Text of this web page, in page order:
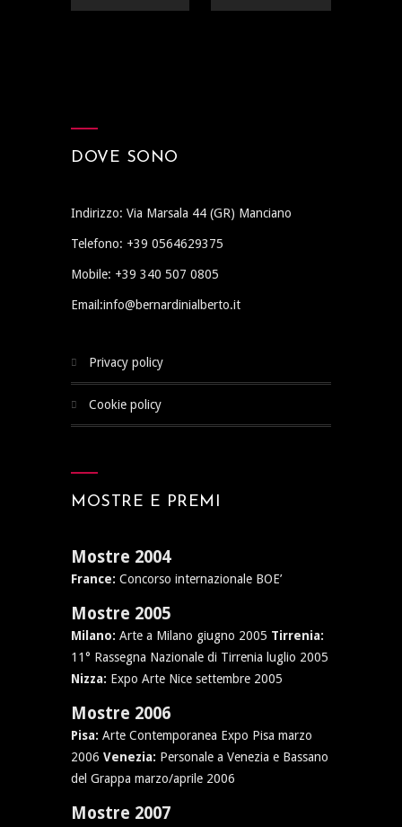
DOVE SONO
Indirizzo: Via Marsala 44 (GR) Manciano
Telefono: +39 0564629375
Mobile: +39 340 507 0805
Email:info@bernardinialberto.it
privacy policy
cookie policy
MOSTRE E PREMI
Mostre 2004
France: Concorso internazionale BOE’
Mostre 2005
Milano: Arte a Milano giugno 2005 Tirrenia:
11° Rassegna Nazionale di Tirrenia luglio 2005
Nizza: Expo Arte Nice settembre 2005
Mostre 2006
Pisa: Arte Contemporanea Expo Pisa marzo
2006 Venezia: Personale a Venezia e Bassano
del Grappa marzo/aprile 2006
Mostre 2007